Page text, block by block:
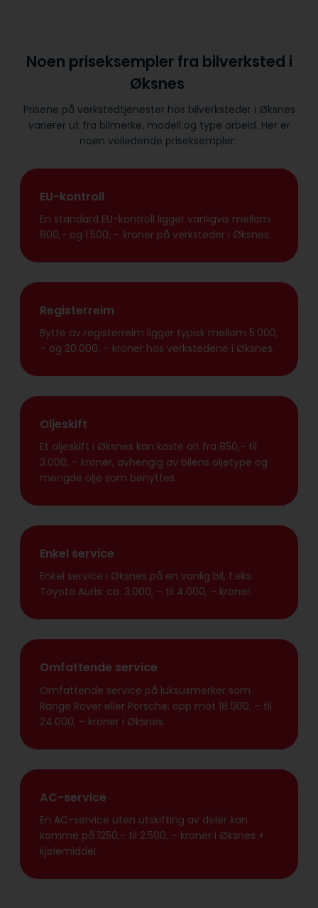
Noen priseksempler fra bilverksted i
Øksnes
Prisene på verkstedtjenester hos bilverksteder i Øksnes
varierer ut fra bilmerke, modell og type arbeid. Her er
noen veiledende priseksempler:
EU-kontroll
En standard EU-kontroll ligger vanligvis mellom
800,- og 1.500, – kroner på verksteder i Øksnes.
Registerreim
Bytte av registerreim ligger typisk mellom 5.000,
– og 20.000, – kroner hos verkstedene i Øksnes.
Oljeskift
Et oljeskift i Øksnes kan koste alt fra 850,- til
3.000, – kroner, avhengig av bilens oljetype og
mengde olje som benyttes.
Enkel service
Enkel service i Øksnes på en vanlig bil, f.eks.
Toyota Auris: ca. 3.000, – til 4.000, – kroner.
Omfattende service
Omfattende service på luksusmerker som
Range Rover eller Porsche: opp mot 18.000, – til
24.000, – kroner i Øksnes.
AC-service
En AC-service uten utskifting av deler kan
komme på 1250,- til 2.500, – kroner i Øksnes +
kjølemiddel.